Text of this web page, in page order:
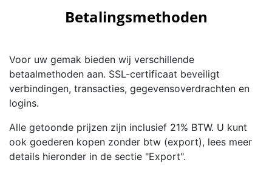
Betalingsmethoden
Voor uw gemak bieden wij verschillende
betaalmethoden aan. SSL-certificaat beveiligt
verbindingen, transacties, gegevensoverdrachten en
logins.
Alle getoonde prijzen zijn inclusief 21% BTW. U kunt
ook goederen kopen zonder btw (export), lees meer
details hieronder in de sectie "Export".